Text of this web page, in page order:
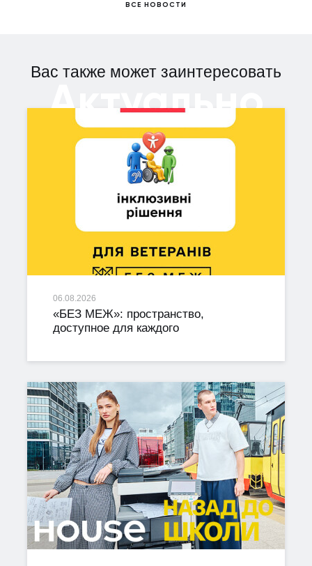
ВСЕ НОВОСТИ
Вас также может заинтересовать
Актуально
06.08.2026
«БЕЗ МЕЖ»: пространство,
доступное для каждого